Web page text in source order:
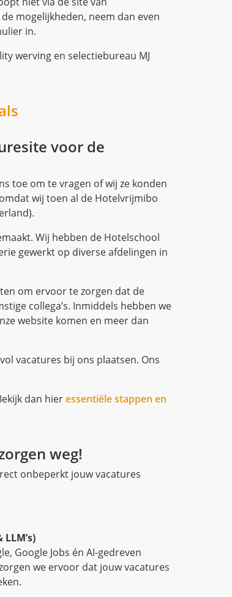
voor de
Wij hebben de Hotelschool
gewerkt op diverse afdelingen in
om ervoor te zorgen dat de
collega’s. Inmiddels hebben we
website komen en meer dan
vacatures bij ons plaatsen. Ons
dan hier
essentiële stappen en
weg!
onbeperkt jouw vacatures
Google Jobs én AI-gedreven
we ervoor dat jouw vacatures
geïnteresseerden binnen de
op social media: